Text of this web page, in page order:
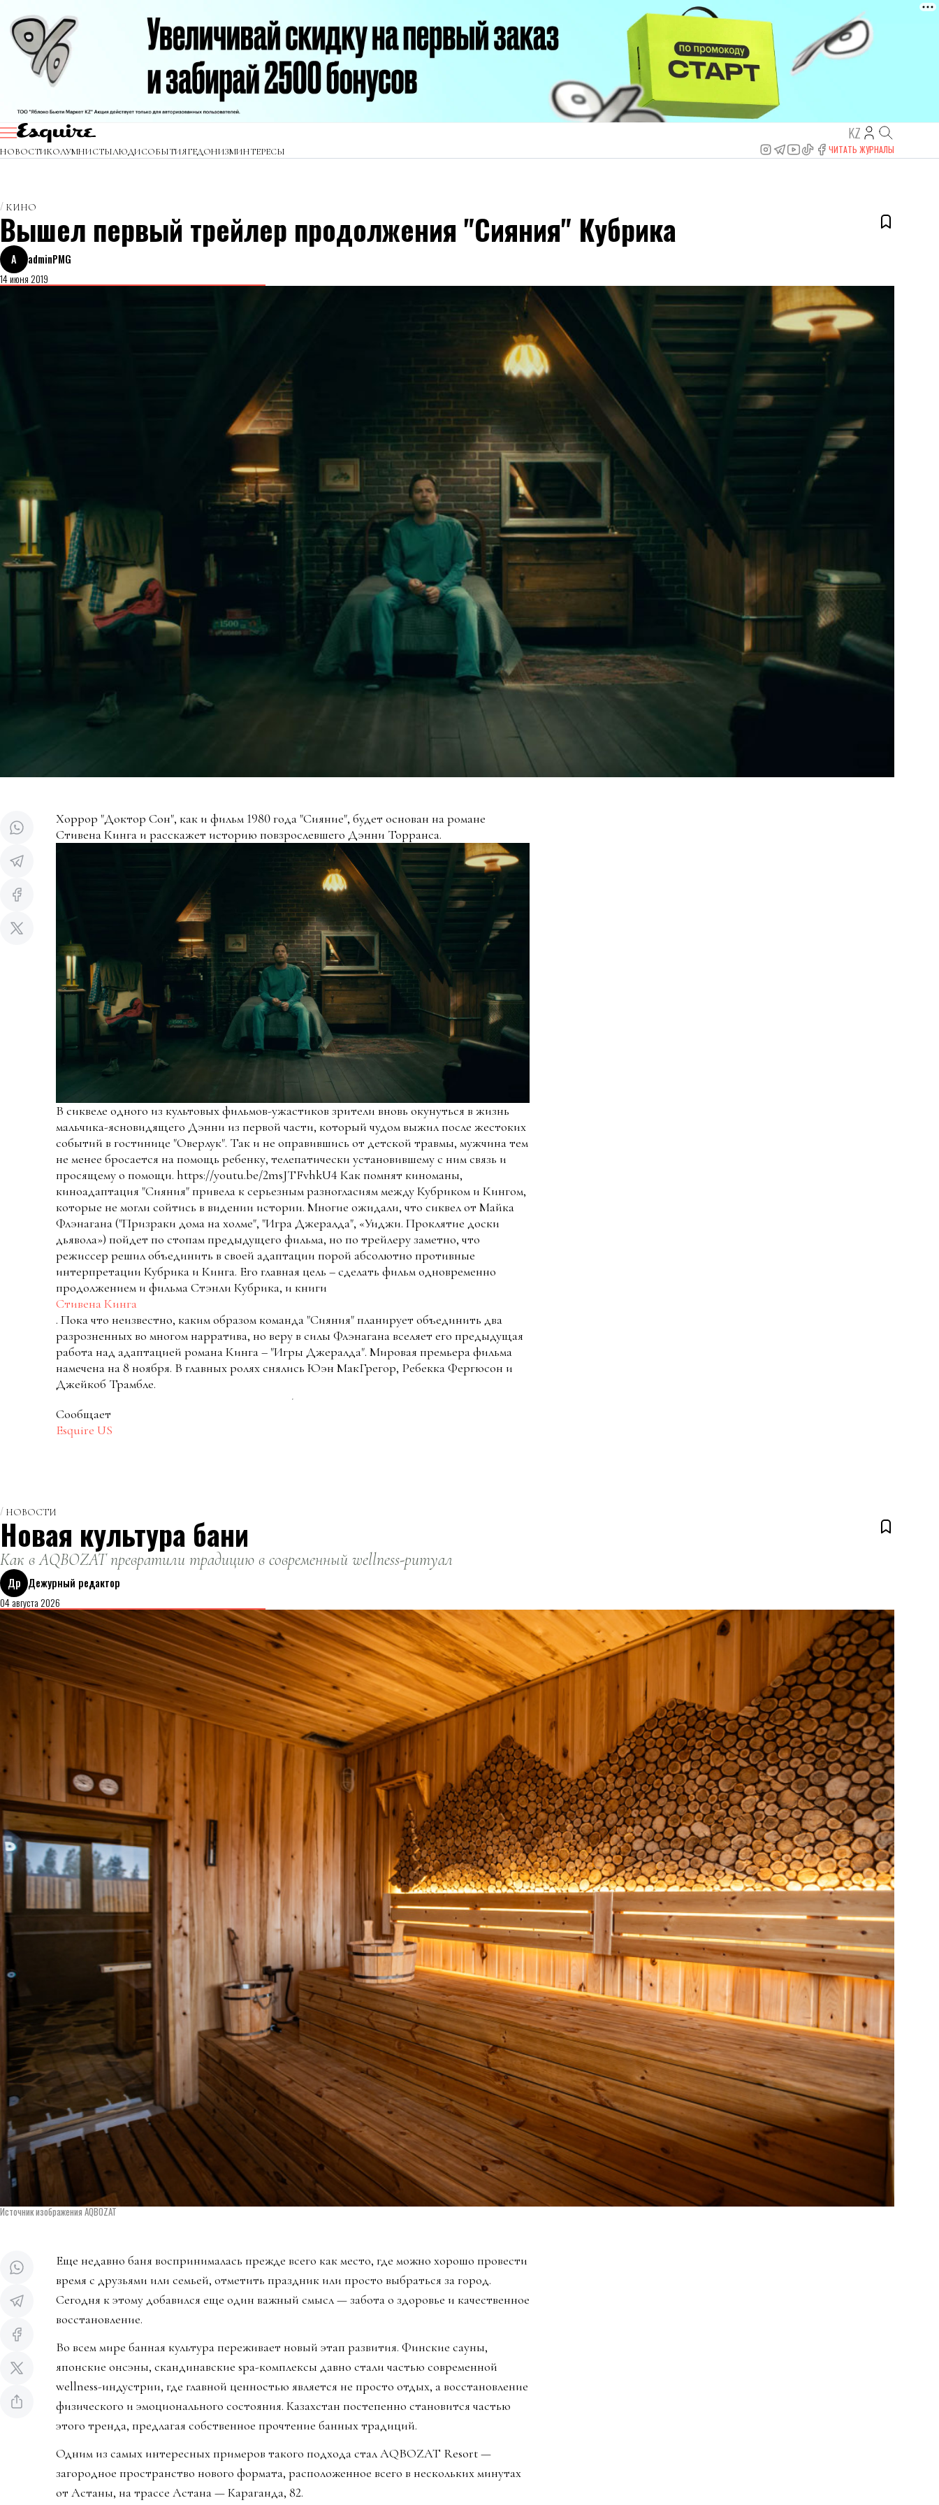
KZ
НОВОСТИКОЛУМНИСТЫЛЮДИСОБЫТИЯГЕДОНИЗМИНТЕРЕСЫ ЧИТАТЬ ЖУРНАЛЫ
КИНО
Вышел первый трейлер продолжения "Сияния" Кубрика
A
adminPMG
14 июня 2019
Хоррор "Доктор Сон", как и фильм 1980 года "Сияние", будет основан на романе
Стивена Кинга и расскажет историю повзрослевшего Дэнни Торранса.
В сиквеле одного из культовых фильмов-ужастиков зрители вновь окунуться в жизнь
мальчика-ясновидящего Дэнни из первой части, который чудом выжил после жестоких
событий в гостинице "Оверлук". Так и не оправившись от детской травмы, мужчина тем
не менее бросается на помощь ребенку, телепатически установившему с ним связь и
просящему о помощи. https://youtu.be/2msJTFvhkU4 Как помнят киноманы,
киноадаптация "Сияния" привела к серьезным разногласиям между Кубриком и Кингом,
которые не могли сойтись в видении истории. Многие ожидали, что сиквел от Майка
Флэнагана ("Призраки дома на холме", "Игра Джералда", «Уиджи. Проклятие доски
дьявола») пойдет по стопам предыдущего фильма, но по трейлеру заметно, что
режиссер решил объединить в своей адаптации порой абсолютно противные
интерпретации Кубрика и Кинга. Его главная цель – сделать фильм одновременно
продолжением и фильма Стэнли Кубрика, и книги
Стивена Кинга
. Пока что неизвестно, каким образом команда "Сияния" планирует объединить два
разрозненных во многом нарратива, но веру в силы Флэнагана вселяет его предыдущая
работа над адаптацией романа Кинга – "Игры Джералда". Мировая премьера фильма
намечена на 8 ноября. В главных ролях снялись Юэн МакГрегор, Ребекка Фергюсон и
Джейкоб Трамбле.
Сообщает
Esquire US
НОВОСТИ
Новая культура бани
Как в AQBOZAT превратили традицию в современный wellness-ритуал
Др Дежурный редактор
04 августа 2026
Источник изображения AQBOZAT
Еще недавно баня воспринималась прежде всего как место, где можно хорошо провести
время с друзьями или семьей, отметить праздник или просто выбраться за город.
Сегодня к этому добавился еще один важный смысл — забота о здоровье и качественное
восстановление.
Во всем мире банная культура переживает новый этап развития. Финские сауны,
японские онсэны, скандинавские spa-комплексы давно стали частью современной
wellness-индустрии, где главной ценностью является не просто отдых, а восстановление
физического и эмоционального состояния. Казахстан постепенно становится частью
этого тренда, предлагая собственное прочтение банных традиций.
Одним из самых интересных примеров такого подхода стал AQBOZAT Resort —
загородное пространство нового формата, расположенное всего в нескольких минутах
от Астаны, на трассе Астана — Караганда, 82.